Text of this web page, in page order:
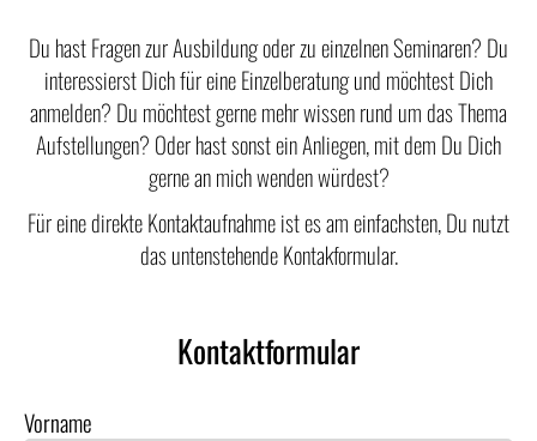
Du hast Fragen zur Ausbildung oder zu einzelnen Seminaren? Du
interessierst Dich für eine Einzelberatung und möchtest Dich
anmelden? Du möchtest gerne mehr wissen rund um das Thema
Aufstellungen? Oder hast sonst ein Anliegen, mit dem Du Dich
gerne an mich wenden würdest?
Für eine direkte Kontaktaufnahme ist es am einfachsten, Du nutzt
das untenstehende Kontakformular.
Kontaktformular
Vorname